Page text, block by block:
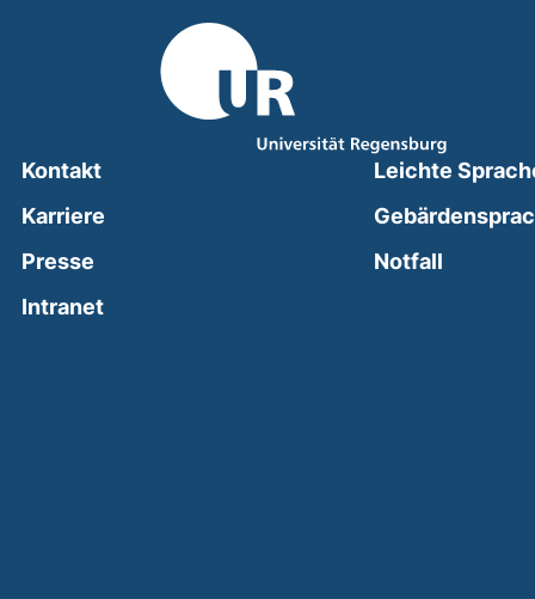
Kontakt
Karriere
Presse
Intranet(external link, opens in a new window)
Leichte
Notfall